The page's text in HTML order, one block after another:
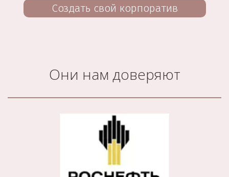
Создать свой корпоратив
Они нам доверяют